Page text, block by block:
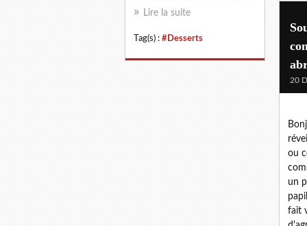
Lire la suite
Tag(s) : #Desserts
20
ou
un
fait